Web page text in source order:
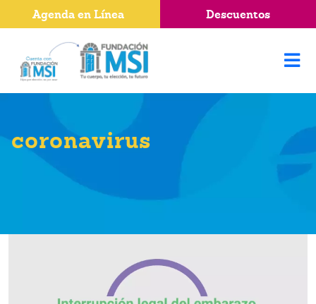
coronavirus
Agenda en Línea Descuentos